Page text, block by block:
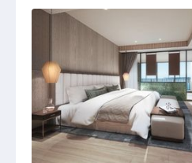
宿泊部長候補│230室全
統括／月給48万可／収支